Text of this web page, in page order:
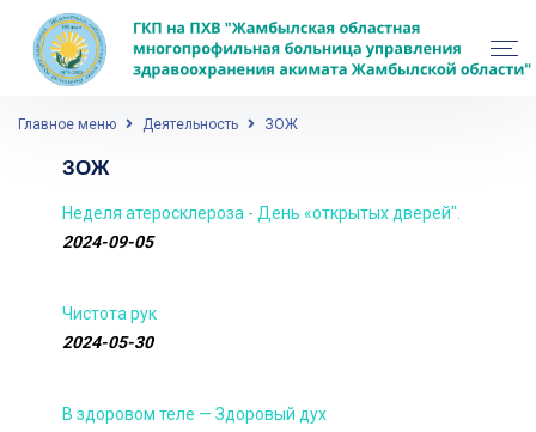
Главное меню Деятельность ЗОЖ
ЗОЖ
Неделя атеросклероза - День «открытых дверей".
2024-09-05
Чистота рук
2024-05-30
В здоровом теле — Здоровый дух